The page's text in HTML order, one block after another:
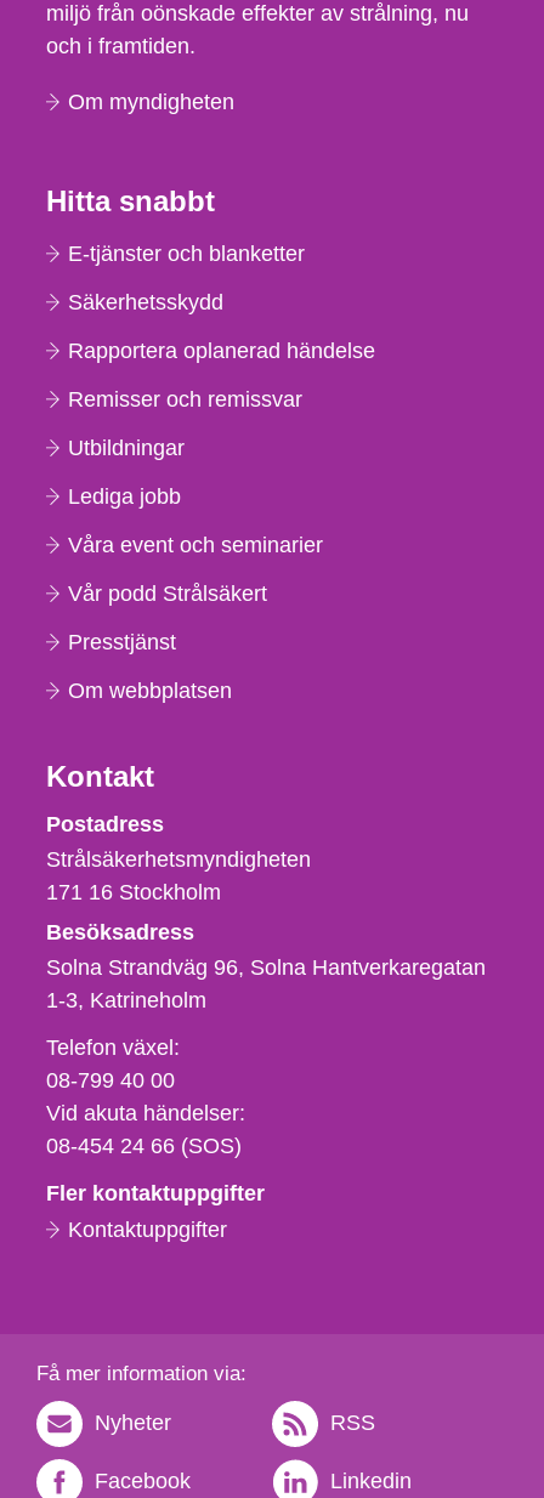
miljö från oönskade effekter av strålning, nu
och i framtiden.
Om myndigheten
Hitta snabbt
E-tjänster och blanketter
Säkerhetsskydd
Rapportera oplanerad händelse
Remisser och remissvar
Utbildningar
Lediga jobb
Våra event och seminarier
Vår podd Strålsäkert
Presstjänst
Om webbplatsen
Kontakt
Strålsäkerhetsmyndigheten
Postadress
Strålsäkerhetsmyndigheten
171 16 Stockholm
Besöksadress
Solna Strandväg 96, Solna Hantverkaregatan
1-3 Katrineholm
Telefon,
fax
och
e-
Telefon växel:
08-799 40 00
Vid akuta händelser:
08-454 24 66 (SOS)
Fler kontaktuppgifter
Kontaktuppgifter
Få mer information via:
Nyheter RSS
Facebook Linkedin